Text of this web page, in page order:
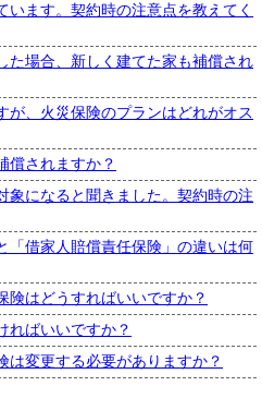
います。契約時の注意点を教えてく
た場合、新しく建てた家も補償され
が、火災保険のプランはどれがオス
償されますか？
象になると聞きました。契約時の注
「借家人賠償責任保険」の違いは何
険はどうすればいいですか？
ればいいですか？
は変更する必要がありますか？